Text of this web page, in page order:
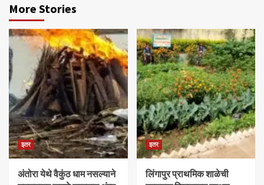
More Stories
इतर
अंतोरा येथे वैकुंठ धाम नसल्याने
इतर
लिंगापुर प्राथमिक शाळेची